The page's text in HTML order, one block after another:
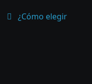
¿Cómo elegir un